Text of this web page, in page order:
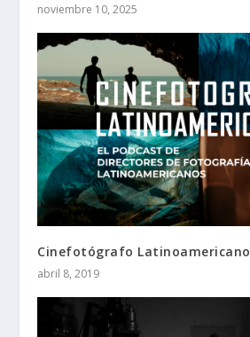
noviembre 10, 2025
Cinefotógrafo Latinoamericano
abril 8, 2019